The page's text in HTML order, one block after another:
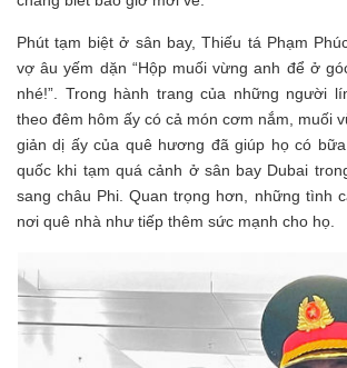
Phút tạm biệt ở sân bay, Thiếu tá Phạm
vợ âu yếm dặn “Hộp muối vừng anh để ở
nhé!”. Trong hành trang của những người
theo đêm hôm ấy có cả món cơm nắm, muối
giản dị ấy của quê hương đã giúp họ có
quốc khi tạm quá cảnh ở sân bay Dubai
sang châu Phi. Quan trọng hơn, những tình
nơi quê nhà như tiếp thêm sức mạnh cho họ.